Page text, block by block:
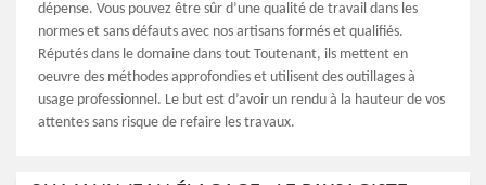
dépense. Vous pouvez être sûr d’une qualité de travail dans les
normes et sans défauts avec nos artisans formés et qualifiés.
Réputés dans le domaine dans tout Toutenant, ils mettent en
oeuvre des méthodes approfondies et utilisent des outillages à
usage professionnel. Le but est d’avoir un rendu à la hauteur de vos
attentes sans risque de refaire les travaux.